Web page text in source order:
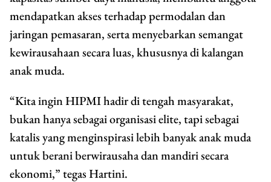
mendapatkan akses terhadap permodalan dan
jaringan pemasaran, serta menyebarkan semangat
kewirausahaan secara luas, khususnya di kalangan
anak muda.
“Kita ingin HIPMI hadir di tengah masyarakat,
bukan hanya sebagai organisasi elite, tapi sebagai
katalis yang menginspirasi lebih banyak anak muda
untuk berani berwirausaha dan mandiri secara
ekonomi,” tegas Hartini.